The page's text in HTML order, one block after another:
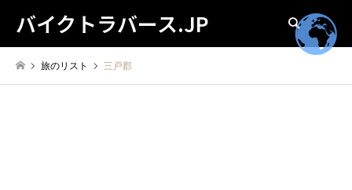
バイクトラバース.JP 検索
旅のリスト 三戸郡